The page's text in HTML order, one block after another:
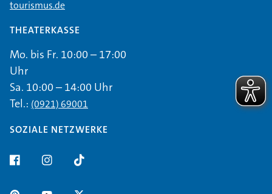
tourismus.de
THEATERKASSE
Mo. bis Fr. 10:00 – 17:00
Uhr
Sa. 10:00 – 14:00 Uhr
Tel.: (0921) 69001
SOZIALE NETZWERKE